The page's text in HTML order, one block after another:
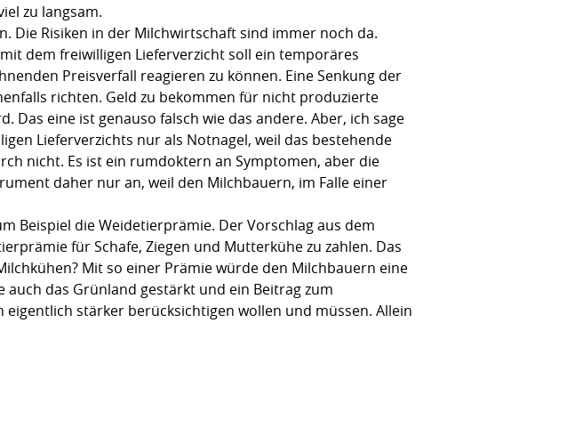
zu langsam.
Die Risiken in der Milchwirtschaft sind immer noch da.
dem freiwilligen Lieferverzicht soll ein temporäres
Preisverfall reagieren zu können. Eine Senkung der
richten. Geld zu bekommen für nicht produzierte
eine ist genauso falsch wie das andere. Aber, ich sage
Lieferverzichts nur als Notnagel, weil das bestehende
nicht. Es ist ein rumdoktern an Symptomen, aber die
daher nur an, weil den Milchbauern, im Falle einer
Beispiel die Weidetierprämie. Der Vorschlag aus dem
für Schafe, Ziegen und Mutterkühe zu zahlen. Das
Mit so einer Prämie würde den Milchbauern eine
das Grünland gestärkt und ein Beitrag zum
stärker berücksichtigen wollen und müssen. Allein